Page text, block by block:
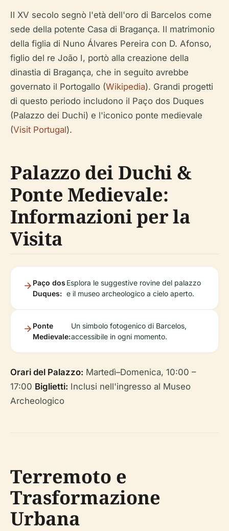
Il XV secolo segnò l'età dell'oro di Barcelos come
sede della potente Casa di Bragança. Il matrimonio
della figlia di Nuno Álvares Pereira con D. Afonso,
figlio del re João I, portò alla creazione della
dinastia di Bragança, che in seguito avrebbe
governato il Portogallo (Wikipedia). Grandi progetti
di questo periodo includono il Paço dos Duques
(Palazzo dei Duchi) e l'iconico ponte medievale
(Visit Portugal).
Palazzo dei Duchi &
Ponte Medievale:
Informazioni per la
Visita
Paço dos
Duques:
Esplora le suggestive rovine del palazzo
e il museo archeologico a cielo aperto.
Ponte
Medievale:
Un simbolo fotogenico di Barcelos,
accessibile in ogni momento.
Orari del Palazzo: Martedì–Domenica, 10:00 –
17:00 Biglietti: Inclusi nell'ingresso al Museo
Archeologico
Terremoto e
Trasformazione
Urbana